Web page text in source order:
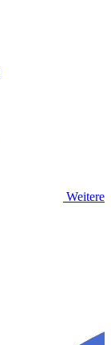
Weitere